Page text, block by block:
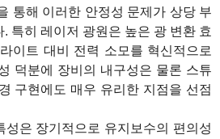
통해 이러한 안정성 문제가 상당 부
특히 레이저 광원은 높은 광 변환 효
이트 대비 전력 소모를 혁신적으로
덕분에 장비의 내구성은 물론 스튜
구현에도 매우 유리한 지점을 선점
성은 장기적으로 유지보수의 편의성